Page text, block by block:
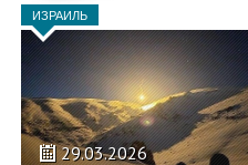
ИЗРАИЛЬ
29.03.2026